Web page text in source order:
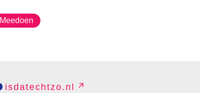
Meedoen
isdatechtzo.nl